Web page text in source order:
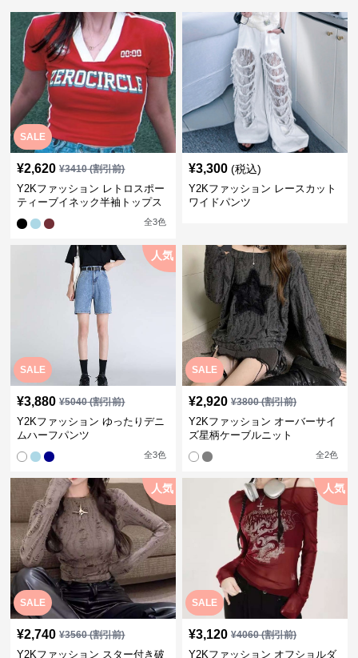
SALE
¥2,620 ¥3410(割引前)
Y2Kファッション レトロスポー
ティーブイネック半袖トップス
全3色
¥3,300 (税込)
Y2Kファッション レースカット
ワイドパンツ
SALE
人気
¥3,880 ¥5040(割引前)
Y2Kファッション ゆったりデニ
ムハーフパンツ
全3色
SALE
¥2,920 ¥3800(割引前)
Y2Kファッション オーバーサイ
ズ星柄ケーブルニット
全2色
SALE
人気
¥2,740 ¥3560(割引前)
Y2Kファッション スター付き破
SALE
人気
¥3,120 ¥4060(割引前)
Y2Kファッション オフショルダ